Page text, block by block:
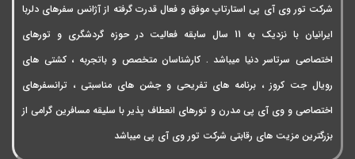
شرکت تور وی آی پی استارتاپ موفق و فعال قدرت گرفته از آژانس سفرهای دلربا
ایرانیان با نزدیک به 11 سال سابقه فعالیت در حوزه گردشگری و تورهای
اختصاصی سرتاسر دنیا میباشد . کارشناسان متخصص و باتجربه ، کشتی های
رویال جت کروز ، برنامه های تفریحی و جشن های مناسبتی ، ترانسفرهای
اختصاصی و وی آی پی مدرن و تورهای انعطاف پذیر با سلیقه مسافرین گرامی از
بزرگترین مزیت های رقابتی شرکت تور وی آی پی میباشد